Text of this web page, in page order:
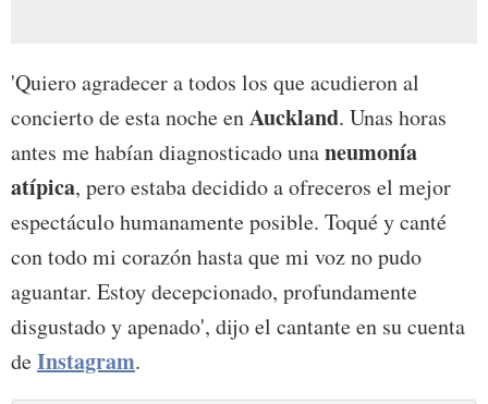
'Quiero agradecer a todos los que acudieron al
concierto de esta noche enAuckland. Unas horas
antes me habían diagnosticado unaneumonía
atípica, pero estaba decidido a ofreceros el mejor
espectáculo humanamente posible. Toqué y canté
con todo mi corazón hasta que mi voz no pudo
aguantar. Estoy decepcionado, profundamente
disgustado y apenado', dijo el cantante en su cuenta
deInstagram.